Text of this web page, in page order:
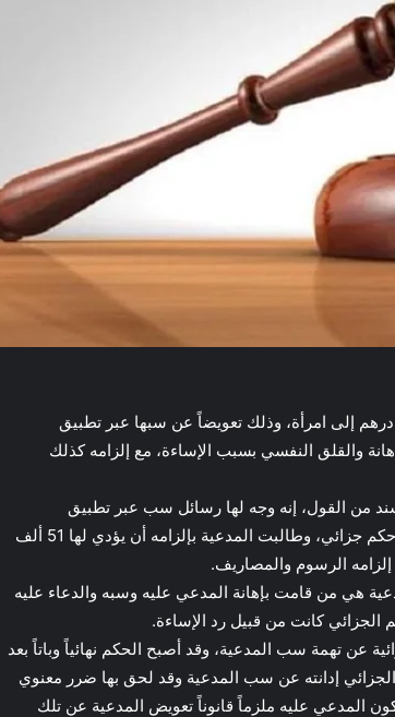
الابتدائية، بإلزام رجل أن يؤدي 10 آلاف درهم إلى امرأة، وذلك تعويضاً عن سبها عبر تطبيق
والقلق النفسي بسبب الإساءة، مع إلزامه كذلك
من القول، إنه وجه لها رسائل سب عبر تطبيق
«واتساب»، وقد أدين المدعى عليه عن تلك الواقعة بموجب حكم جزائي، وطالبت المدعية بإلزامه أن يؤدي لها 51 ألف
إلزامه الرسوم والمصاريف.
هي من قامت بإهانة المدعي عليه وسبه والدعاء عليه
كانت من قبيل رد الإساءة.
عن تهمة سب المدعية، وقد أصبح الحكم نهائياً وباتاً بعد
إدانته عن سب المدعية وقد لحق بها ضرر معنوي
المدعي عليه ملزماً قانوناً تعويض المدعية عن تلك